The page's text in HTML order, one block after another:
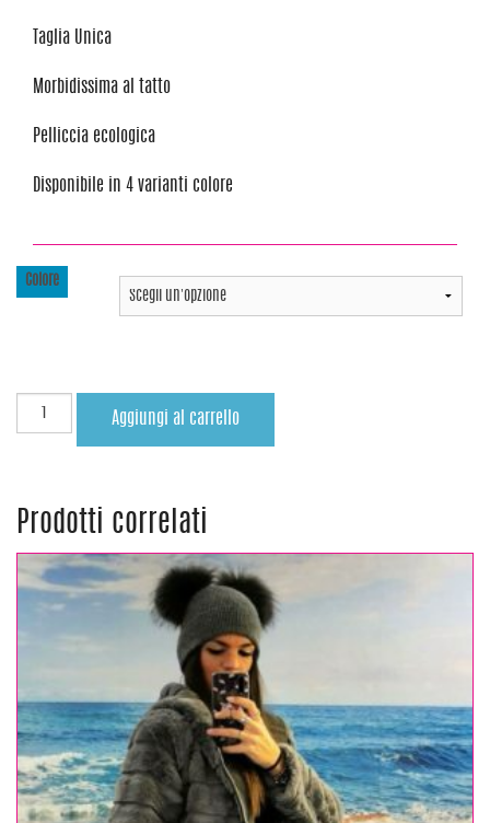
Taglia Unica
Morbidissima al tatto
Pelliccia ecologica
Disponibile in 4 varianti colore
Colore
Aggiungi al carrello
Prodotti correlati